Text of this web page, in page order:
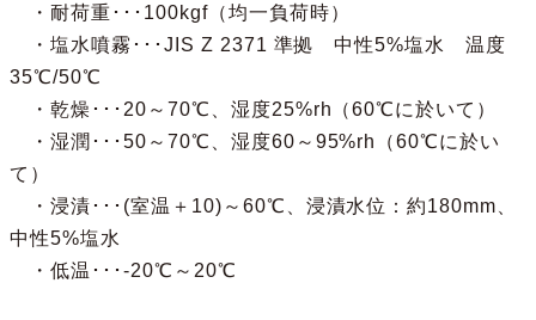
・耐荷重･･･100kgf（均一負荷時）
・塩水噴霧･･･JIS Z 2371 準拠 中性5%塩水 温度
35℃/50℃
・乾燥･･･20～70℃、湿度25%rh（60℃に於いて）
・湿潤･･･50～70℃、湿度60～95%rh（60℃に於い
て）
・浸漬･･･(室温＋10)～60℃、浸漬水位：約180mm、
中性5%塩水
・低温･･･-20℃～20℃